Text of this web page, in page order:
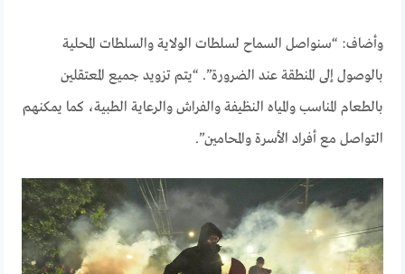
وأضاف: “سنواصل السماح لسلطات الولاية والسلطات المحلية
بالوصول إلى المنطقة عند الضرورة”. “يتم تزويد جميع المعتقلين
بالطعام المناسب والمياه النظيفة والفراش والرعاية الطبية، كما يمكنهم
التواصل مع أفراد الأسرة والمحامين”.